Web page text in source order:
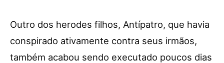
Outro dos herodes filhos, Antípatro, que havia
conspirado ativamente contra seus irmãos,
também acabou sendo executado poucos dias